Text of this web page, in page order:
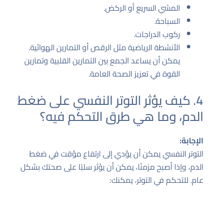
المشي السريع أو الركض.
السباحة.
ركوب الدراجات.
الأنشطة الرياضية مثل الرقص أو التمارين الهوائية.
يمكن أن يساعد الجمع بين التمارين القلبية وتمارين
القوة في تعزيز الصحة العامة.
4. كيف يؤثر التوتر النفسي على ضغط
الدم، وما هي طرق التحكم فيه؟
الإجابة:
التوتر النفسي يمكن أن يؤدي إلى ارتفاع مؤقت في ضغط
الدم، وإذا أصبح مزمنًا، يمكن أن يؤثر سلبًا على صحتك بشكل
عام. للتحكم في التوتر، يمكنك: